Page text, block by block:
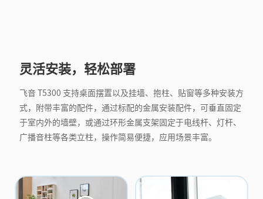
灵活安装，轻松部署
飞音 T5300 支持桌面摆置以及挂墙、抱柱、贴窗等多种安装方
式，附带丰富的配件，通过标配的金属安装配件，可垂直固定
于室内外的墙壁，或通过环形金属支架固定于电线杆、灯杆、
广播音柱等各类立柱，操作简易便捷，应用场景丰富。